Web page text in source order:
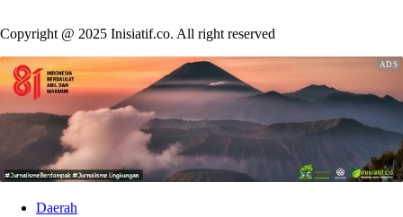
Copyright @ 2025 Inisiatif.co. All right reserved
Daerah